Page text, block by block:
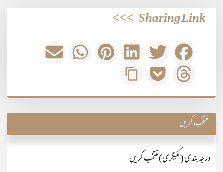
Sharing Link
>>>
منتخب کریں
درجہ بندی (کٹیگری) منتخب کریں